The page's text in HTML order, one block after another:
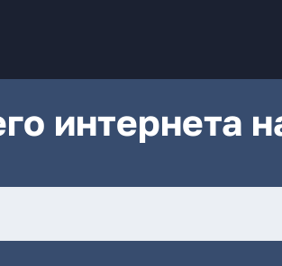
интернета